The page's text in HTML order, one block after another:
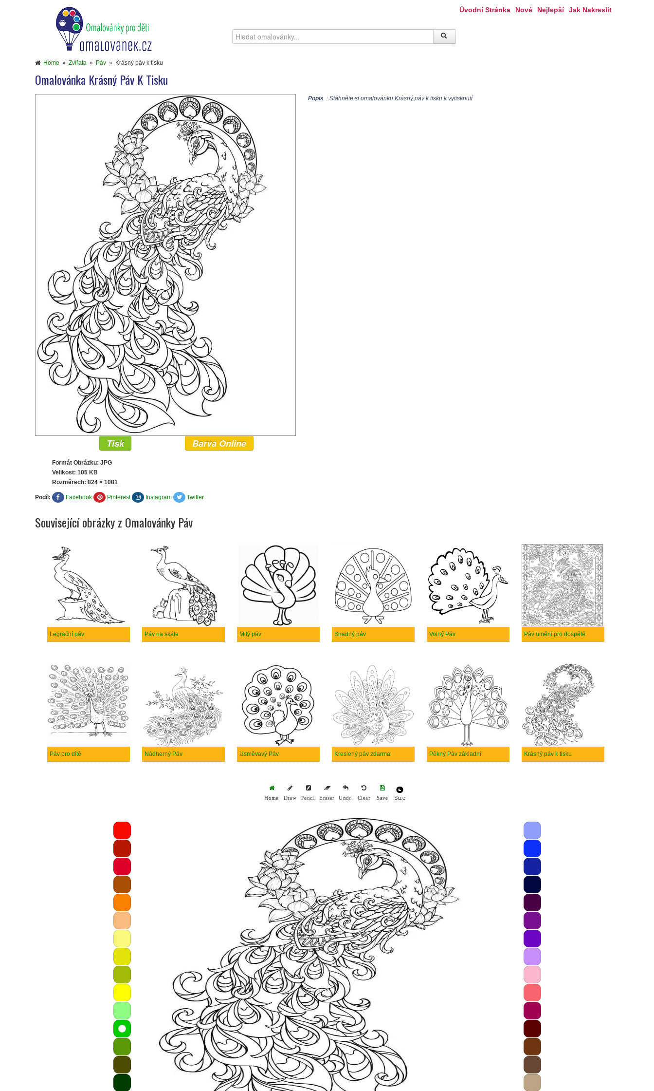
Úvodní Stránka Nové Nejlepší Jak Nakreslit
Home » Zvířata » Páv » Krásný páv k tisku
Omalovánka Krásný Páv K Tisku
Popis : Stáhněte si omalovánku Krásný páv k tisku k vytisknutí
Tisk Barva Online
Formát Obrázku: JPG
Velikost: 105 KB
Rozměrech: 824 × 1081
Podíl: Facebook Pinterest Instagram Twitter
Související obrázky z Omalovánky Páv
Legrační páv Páv na skále Milý páv Snadný páv Volný Páv Páv umění pro dospělé
Páv pro dítě Nádherný Páv Usměvavý Páv Kreslený páv zdarma Pěkný Páv základní Krásný páv k tisku
Home Draw Pencil Eraser Undo Clear Save Size